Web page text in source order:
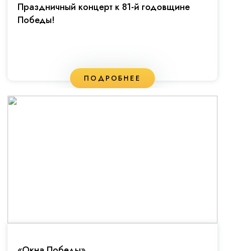
Праздничный концерт к 81-й годовщине
Победы!
ПОДРОБНЕЕ